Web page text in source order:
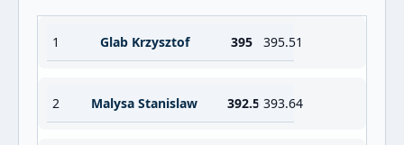
1 Glab Krzysztof 395 395.51
2 Malysa Stanislaw 392.5 393.64